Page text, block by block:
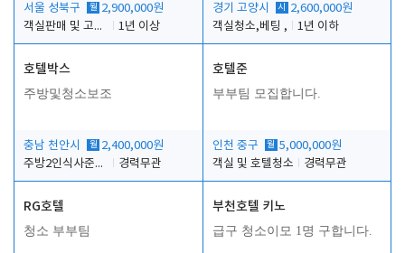
서울 성북구 월 2,900,000원
객실판매 및 고객응대
1년 이상
경기 고양시 시
2,600,000원
객실청소,베팅 ,
1년 이하
호텔박스
주방및청소보조
충남 천안시 월 2,400,000원
주방2인식사준비및청소린렌보조
경력무관
호텔준
부부팀 모집합니다.
인천 중구 월 5,000,000원
객실 및 호텔청소
경력무관
RG호텔
청소 부부팀
부천호텔 키노
급구 청소이모 1명 구합니다.